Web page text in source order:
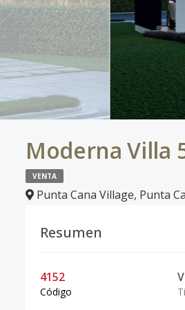
Moderna Villa
VENTA
Punta Cana Village, Punta
Resumen
4152
Código